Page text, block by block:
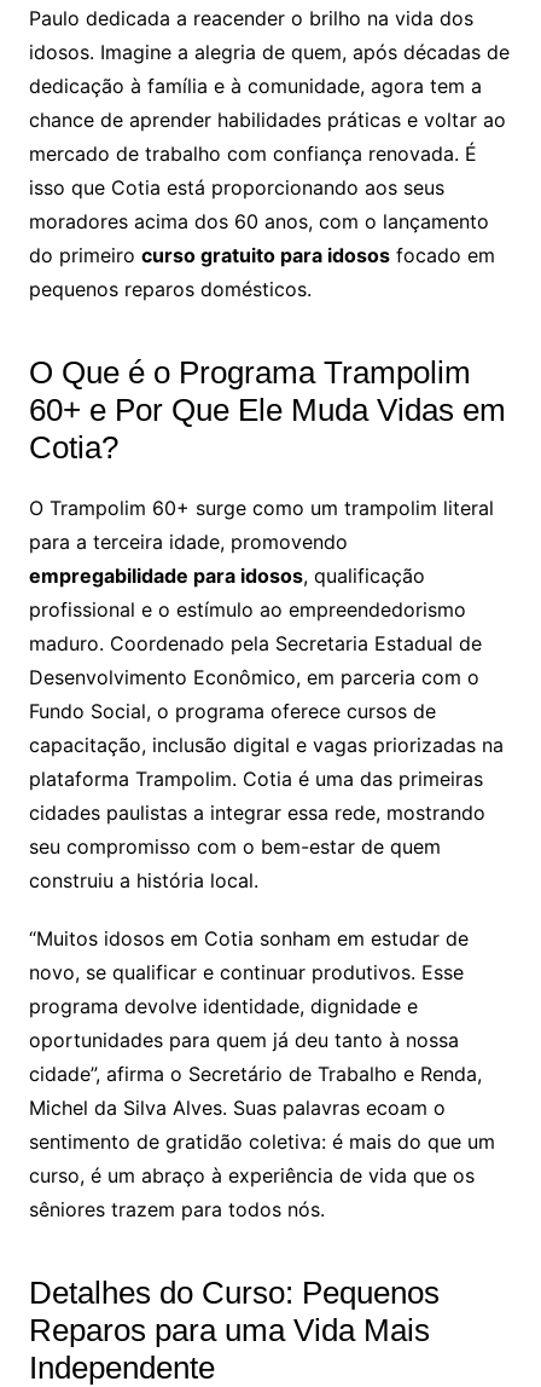
Paulo dedicada a reacender o brilho na vida dos
idosos. Imagine a alegria de quem, após décadas de
dedicação à família e à comunidade, agora tem a
chance de aprender habilidades práticas e voltar ao
mercado de trabalho com confiança renovada. É
isso que Cotia está proporcionando aos seus
moradores acima dos 60 anos, com o lançamento
do primeiro curso gratuito para idososfocado em
pequenos reparos domésticos.
O Que é o Programa Trampolim
60+ e Por Que Ele Muda Vidas em
Cotia?
O Trampolim 60+ surge como um trampolim literal
para a terceira idade, promovendo
empregabilidade para idosos, qualificação
profissional e o estímulo ao empreendedorismo
maduro. Coordenado pela Secretaria Estadual de
Desenvolvimento Econômico, em parceria com o
Fundo Social, o programa oferece cursos de
capacitação, inclusão digital e vagas priorizadas na
plataforma Trampolim. Cotia é uma das primeiras
cidades paulistas a integrar essa rede, mostrando
seu compromisso com o bem-estar de quem
construiu a história local.
“Muitos idosos em Cotia sonham em estudar de
novo, se qualificar e continuar produtivos. Esse
programa devolve identidade, dignidade e
oportunidades para quem já deu tanto à nossa
cidade”, afirma o Secretário de Trabalho e Renda,
Michel da Silva Alves. Suas palavras ecoam o
sentimento de gratidão coletiva: é mais do que um
curso, é um abraço à experiência de vida que os
sêniores trazem para todos nós.
Detalhes do Curso: Pequenos
Reparos para uma Vida Mais
Independente